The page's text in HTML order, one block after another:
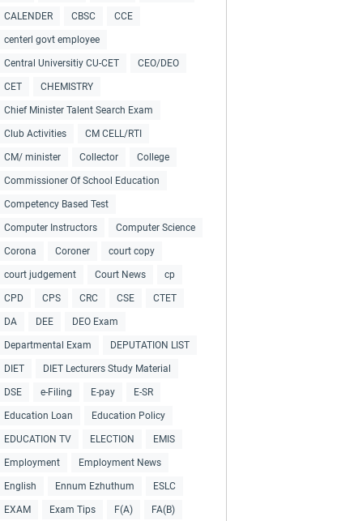
CALENDER CBSC CCE
centerl govt employee
Central Universitiy CU-CET CEO/DEO
CET CHEMISTRY
Chief Minister Talent Search Exam
Club Activities CM CELL/RTI
CM/ minister Collector College
Commissioner Of School Education
Competency Based Test
Computer Instructors Computer Science
Corona Coroner court copy
court judgement Court News cp
CPD CPS CRC CSE CTET
DA DEE DEO Exam
Departmental Exam DEPUTATION LIST
DIET DIET Lecturers Study Material
DSE e-Filing E-pay E-SR
Education Loan Education Policy
EDUCATION TV ELECTION EMIS
Employment Employment News
English Ennum Ezhuthum ESLC
EXAM Exam Tips F(A) FA(B)